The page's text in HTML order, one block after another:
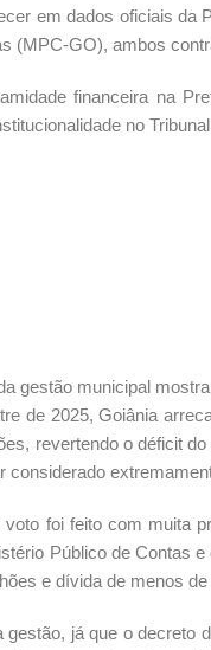
em dados oficiais
(MPC-GO), ambos
financeira na
no
gestão municipal
de 2025, Goiânia
revertendo o déficit
voto foi feito com muita
Público de Contas
e dívida de menos de
já que o